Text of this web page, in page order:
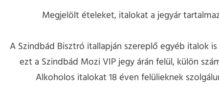
Megjelölt ételeket, italokat a jegyár
A Szindbád Bisztró itallapján szereplő egyéb italok
ezt a Szindbád Mozi VIP jegy árán felül, külön
Alkoholos italokat 18 éven felülieknek